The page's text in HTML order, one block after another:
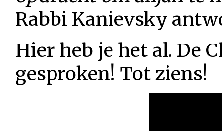
Rabbi Kanievsky
Hier heb je het al. De
gesproken! Tot ziens!